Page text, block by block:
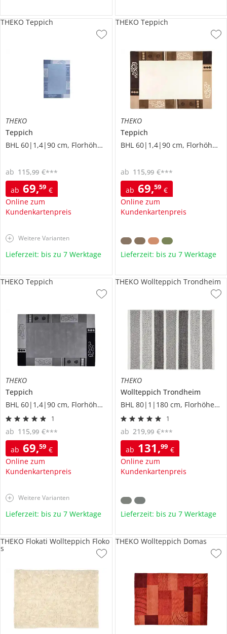
THEKO
Teppich
BHL 60|1,4|90 cm, Florhöhe 1 cm
ab 69,59 €
Online zum
Kundenkartenpreis
ab 115,99 €***
THEKO Teppich
Weitere Varianten
Lieferzeit: bis zu 7 Werktage
THEKO
Teppich
BHL 60|1,4|90 cm, Florhöhe 1 cm
ab 69,59 €
Online zum
Kundenkartenpreis
ab 115,99 €***
THEKO Teppich
Lieferzeit: bis zu 7 Werktage
THEKO
Teppich
BHL 60|1,4|90 cm, Florhöhe 1 cm
1
ab 69,59 €
Online zum
Kundenkartenpreis
ab 115,99 €***
THEKO Teppich
Weitere Varianten
Lieferzeit: bis zu 7 Werktage
THEKO
Wollteppich Trondheim
BHL 80|1|180 cm, Florhöhe 1 cm
1
ab 131,99 €
Online zum
Kundenkartenpreis
ab 219,99 €***
THEKO Wollteppich Trondheim
Lieferzeit: bis zu 7 Werktage
THEKO Flokati Wollteppich Floko
s
THEKO Wollteppich Domas